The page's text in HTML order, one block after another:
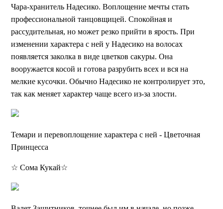
Чара-хранитель Надесико. Воплощение мечты стать
профессиональной танцовщицей. Спокойная и
рассудительная, но может резко прийти в ярость. При
изменении характера с ней у Надесико на волосах
появляется заколка в виде цветков сакуры. Она
вооружается косой и готова разрубить всех и вся на
мелкие кусочки. Обычно Надесико не контролирует это,
так как меняет характер чаще всего из-за злости.
Темари и перевоплощение характера с ней - Цветочная
Принцесса
☆ Сома Кукай☆